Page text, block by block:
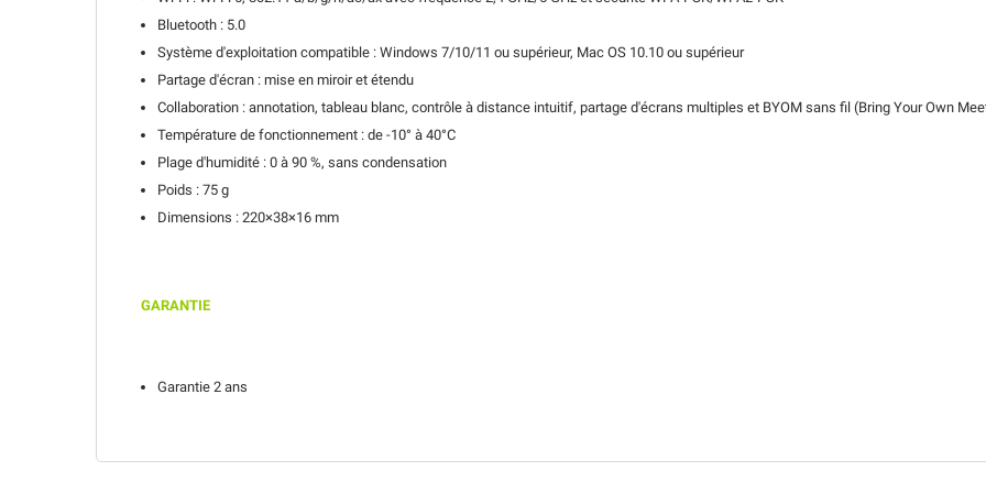
Bluetooth : 5.0
Système d'exploitation compatible : Windows 7/10/11 ou supérieur, Mac OS 10.10 ou supérieur
Partage d'écran : mise en miroir et étendu
Collaboration : annotation, tableau blanc, contrôle à distance intuitif, partage d'écrans multiples et BYOM sans fil (Bring Your Own
Température de fonctionnement : de -10° à 40°C
Plage d'humidité : 0 à 90 %, sans condensation
Poids : 75 g
Dimensions : 220×38×16 mm
GARANTIE
Garantie 2 ans